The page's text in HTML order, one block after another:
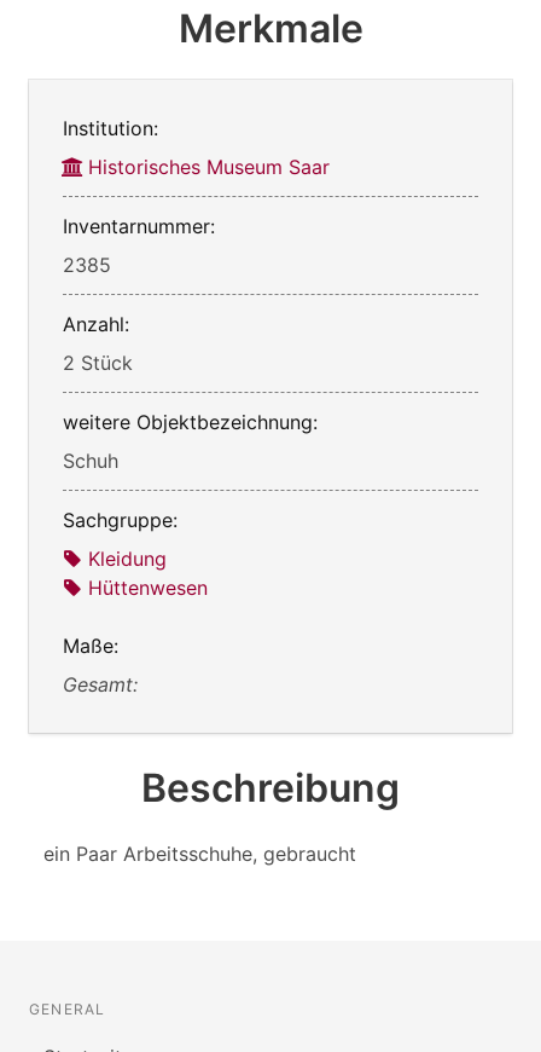
Merkmale
Institution:
Historisches Museum Saar
Inventarnummer:
2385
Anzahl:
2 Stück
weitere Objektbezeichnung:
Schuh
Sachgruppe:
Kleidung
Hüttenwesen
Maße:
Gesamt:
Beschreibung
ein Paar Arbeitsschuhe, gebraucht
GENERAL